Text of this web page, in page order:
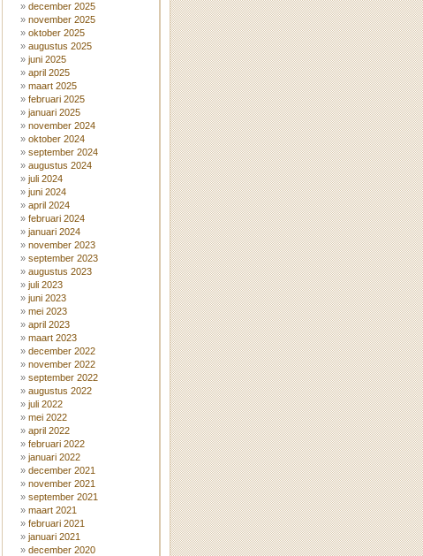
december 2025
november 2025
oktober 2025
augustus 2025
juni 2025
april 2025
maart 2025
februari 2025
januari 2025
november 2024
oktober 2024
september 2024
augustus 2024
juli 2024
juni 2024
april 2024
februari 2024
januari 2024
november 2023
september 2023
augustus 2023
juli 2023
juni 2023
mei 2023
april 2023
maart 2023
december 2022
november 2022
september 2022
augustus 2022
juli 2022
mei 2022
april 2022
februari 2022
januari 2022
december 2021
november 2021
september 2021
maart 2021
februari 2021
januari 2021
december 2020